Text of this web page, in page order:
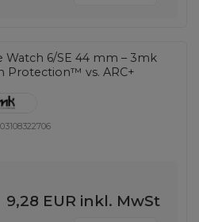
Watch 6/SE 44 mm – 3mk
Protection™ vs. ARC+
9,28 EUR inkl. MwSt